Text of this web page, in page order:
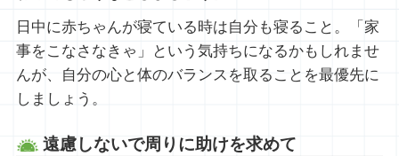
日中に赤ちゃんが寝ている時は自分も寝ること。「家
事をこなさなきゃ」という気持ちになるかもしれませ
んが、自分の心と体のバランスを取ることを最優先に
しましょう。
遠慮しないで周りに助けを求めて